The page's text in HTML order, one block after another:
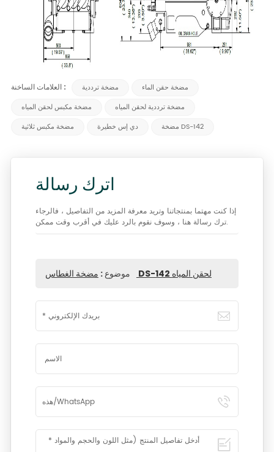
العلامات الساخنة : مضخة ترددية
مضخة حقن الماء
مضخة مكبس لحقن المياه
مضخة ترددية لحقن المياه
مضخة مكبس ثلاثية
دي إس خطيرة مضخة DS-142
اترك رسالة
إذا كنت مهتما بمنتجاتنا وتريد معرفة المزيد من التفاصيل ، فالرجاء
ترك رسالة هنا ، وسوف نقوم بالرد عليك في أقرب وقت ممكن.
موضوع : مضخة الغطاس DS-142 لحقن المياه